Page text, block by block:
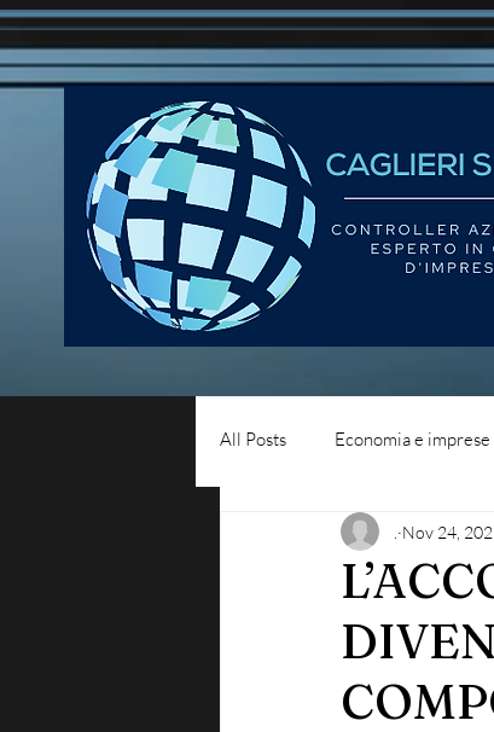
All Posts Economia e imprese
Diritto del lavoro Blog
Nov 24,